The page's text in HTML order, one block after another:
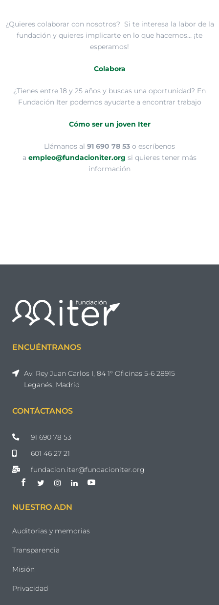
¿Quieres colaborar con nosotros? Si te interesa la labor de la
fundación y quieres implicarte en lo que hacemos… ¡te
esperamos!
Colabora
¿Tienes entre 18 y 25 años y buscas una oportunidad? En
Fundación Iter podemos ayudarte a encontrar trabajo
Cómo ser un joven Iter
Llámanos al 91 690 78 53 o escríbenos
a empleo@fundacioniter.org si quieres tener más
información
ENCUÉNTRANOS
Av. Rey Juan Carlos I, 84 1° Oficinas 5-6 28915
Leganés, Madrid
CONTÁCTANOS
91 690 78 53
601 46 27 21
fundacion.iter@fundacioniter.org
NUESTRO ADN
Auditorias y memorias
Transparencia
Misión
Privacidad